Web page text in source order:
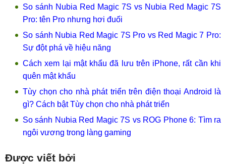
So sánh Nubia Red Magic 7S vs Nubia Red Magic 7S
Pro: tên Pro nhưng hơi đuối
So sánh Nubia Red Magic 7S Pro vs Red Magic 7 Pro:
Sự đột phá về hiệu năng
Cách xem lại mật khẩu đã lưu trên iPhone, rất cần khi
quên mật khẩu
Tùy chọn cho nhà phát triển trên điện thoại Android là
gì? Cách bật Tùy chọn cho nhà phát triển
So sánh Nubia Red Magic 7S vs ROG Phone 6: Tìm ra
ngôi vương trong làng gaming
Được viết bởi